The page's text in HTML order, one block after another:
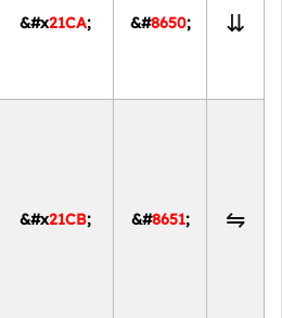
⇊
&#8650;
&#x21CA;
⇋
&#8651;
&#x21CB;